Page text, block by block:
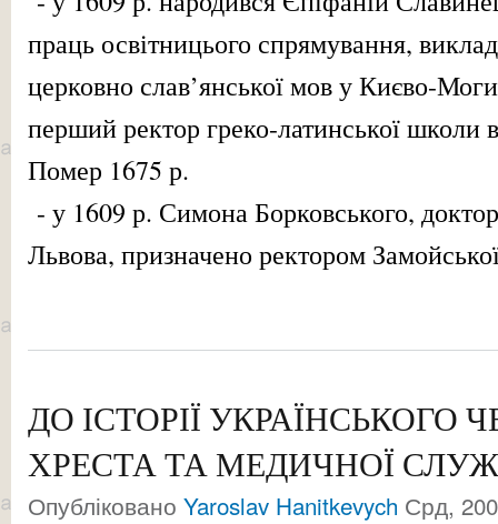
праць освітницього спрямування,
церковно слав’янської мов у Києво-
перший ректор греко-латинської школи
Помер 1675 р.
- у 1609 р. Симона Борковського,
Львова, призначено ректором
ДО ІСТОРІЇ УКРАЇНСЬКОГО
ХРЕСТА ТА МЕДИЧНОЇ
Опубліковано Yaroslav Hanitkevych Срд,